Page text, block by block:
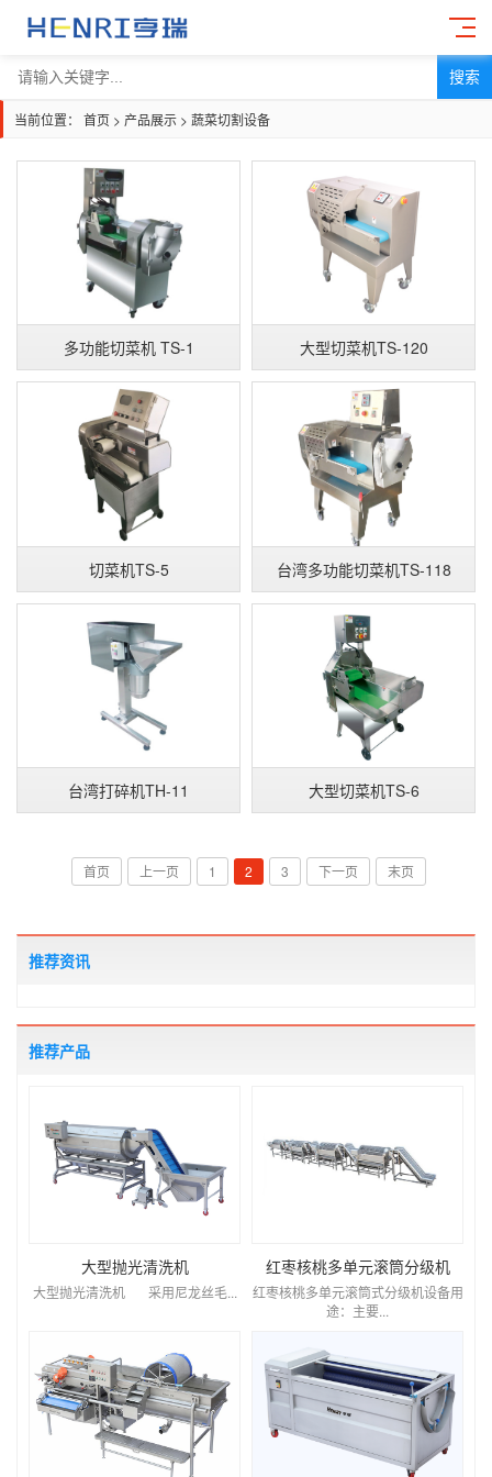
搜索
当前位置： 首页 > 产品展示 > 蔬菜切割设备
多功能切菜机 TS-1 大型切菜机TS-120
切菜机TS-5 台湾多功能切菜机TS-118
台湾打碎机TH-11 大型切菜机TS-6
首页 上一页 1 2 3 下一页 末页
推荐资讯
推荐产品
大型抛光清洗机
大型抛光清洗机 采用尼龙丝毛...
红枣核桃多单元滚筒分级机
红枣核桃多单元滚筒式分级机设备用
途：主要...